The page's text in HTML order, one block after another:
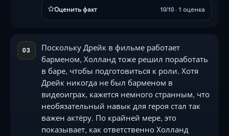
Оценить факт 10/10 · 1 оценка
03
Поскольку Дрейк в фильме работает
барменом, Холланд тоже решил поработать
в баре, чтобы подготовиться к роли. Хотя
Дрейк никогда не был барменом в
видеоиграх, кажется немного странным, что
необязательный навык для героя стал так
важен актёру. По крайней мере, это
показывает, как ответственно Холланд